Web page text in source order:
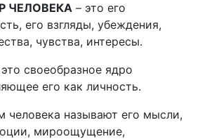
ЧЕЛОВЕКА – это его
его взгляды, убеждения,
чувства, интересы.
своеобразное ядро
его как личность.
человека называют его мысли,
мироощущение,